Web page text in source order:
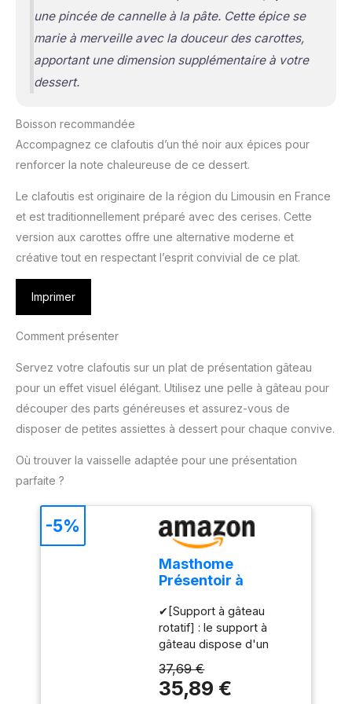
une pincée de cannelle à la pâte. Cette épice se
marie à merveille avec la douceur des carottes,
apportant une dimension supplémentaire à votre
dessert.
Boisson recommandée
Accompagnez ce clafoutis d’un thé noir aux épices pour
renforcer la note chaleureuse de ce dessert.
Le clafoutis est originaire de la région du Limousin en France
et est traditionnellement préparé avec des cerises. Cette
version aux carottes offre une alternative moderne et
créative tout en respectant l’esprit convivial de ce plat.
Imprimer
Comment présenter
Servez votre clafoutis sur un plat de présentation gâteau
pour un effet visuel élégant. Utilisez une pelle à gâteau pour
découper des parts généreuses et assurez-vous de
disposer de petites assiettes à dessert pour chaque convive.
Où trouver la vaisselle adaptée pour une présentation
parfaite ?
Masthome
Présentoir à
avec Couvercle,
6in1 Cloche à
Gâteaux
Multifonctionelle,
Support Gâteau en
Bois Rotatif pour
✔[Support à gâteau
rotatif] : le support à
gâteau dispose d'un
vous permet d'ajuster
facilement la position du
37,69 €
35,89 €
-5%